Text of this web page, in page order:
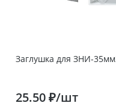
Заглушка для ЗНИ-
25.50 ₽/шт